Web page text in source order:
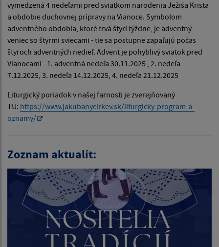
vymedzená 4 nedeľami pred sviatkom narodenia Ježiša Krista
a obdobie duchovnej prípravy na Vianoce. Symbolom
adventného obdobia, ktoré trvá štyri týždne, je adventný
veniec so štyrmi sviecami - tie sa postupne zapaľujú počas
štyroch adventných nedieľ. Advent je pohyblivý sviatok pred
Vianocami - 1. adventná nedeľa 30.11.2025 , 2. nedeľa
7.12.2025, 3. nedeľa 14.12.2025, 4. nedeľa 21.12.2025
Liturgický poriadok v našej farnosti je zverejňovaný
TU: https://www.jakubanycirkev.sk/liturgicky-program-a-
oznamy/
Zoznam aktualít: